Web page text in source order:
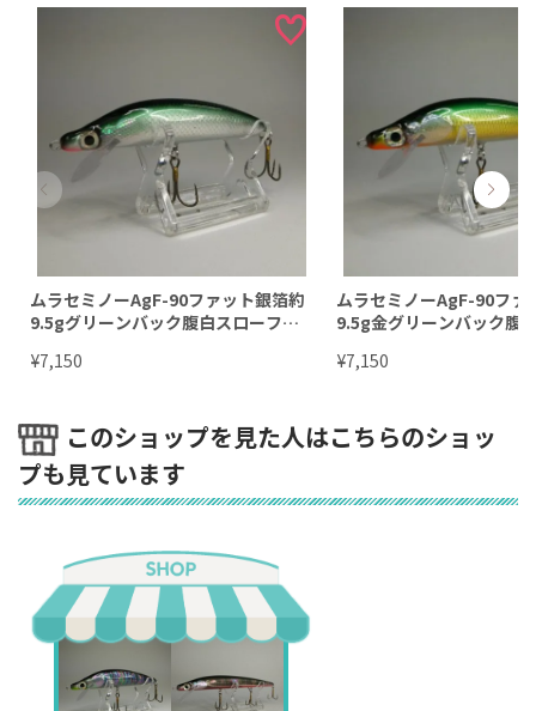
ムラセミノーAgF-90ファット銀箔約
9.5gグリーンバック腹白スローフロ
¥7,150
ムラセミノーAgF-90ファ
9.5g金グリーンバック腹
¥7,150
このショップを見た人はこちらのショッ
プも見ています